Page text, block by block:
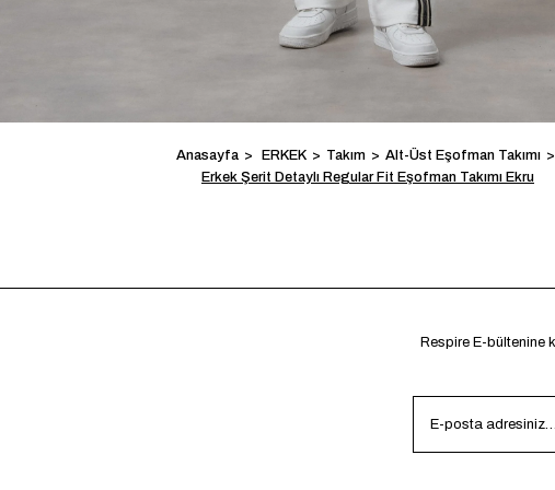
Anasayfa ERKEK Takım
Alt-Üst Eşofman Takımı
Erkek Şerit Detaylı Regular Fit Eşofman Takımı Ekru
Respire E-bültenine